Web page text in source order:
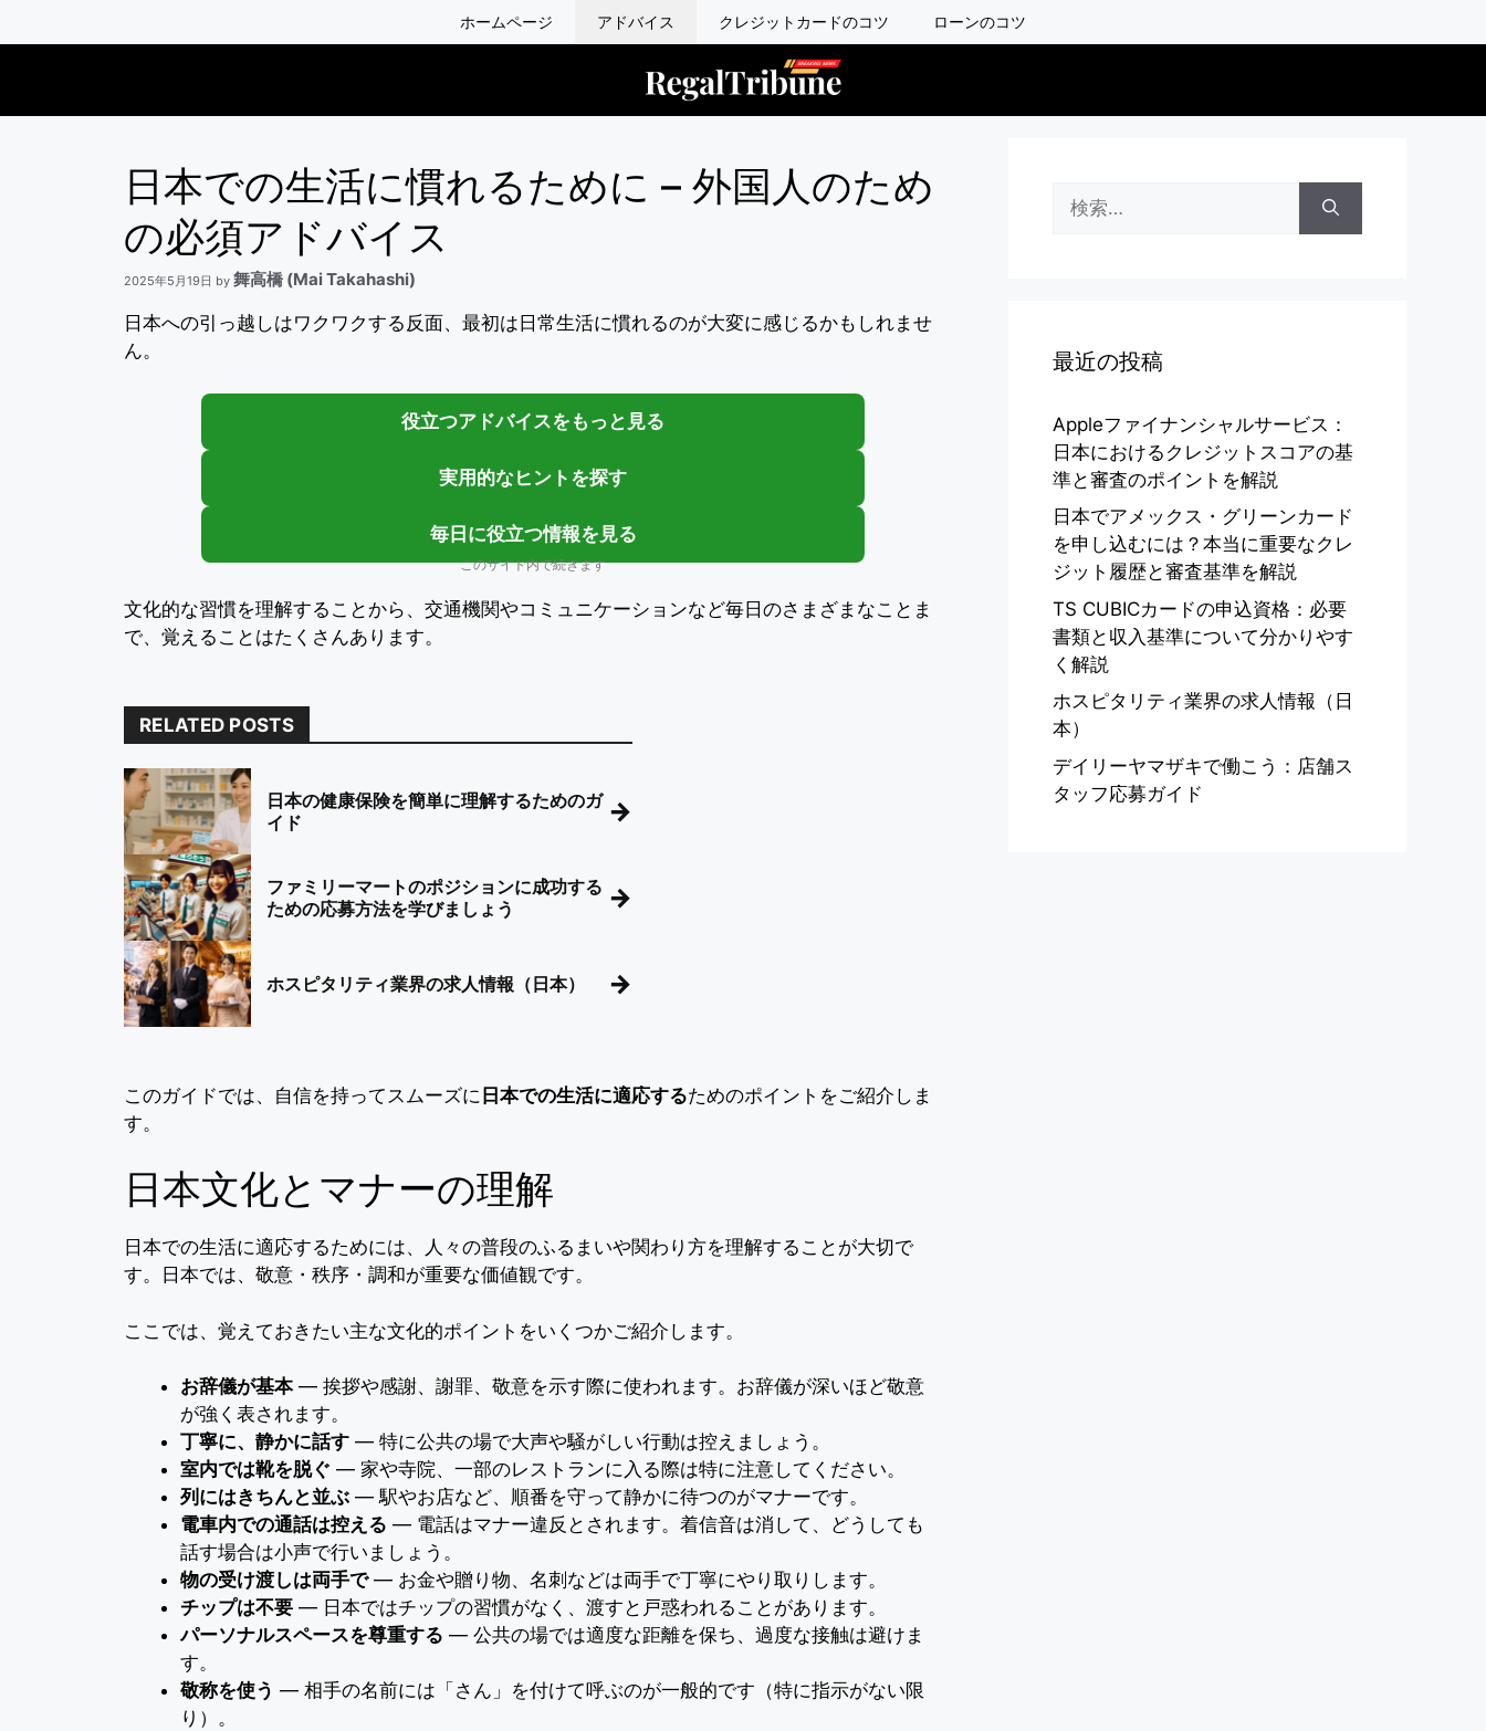
ン
ツ
ホームページ アドバイス クレジットカードのコツ ローンのコツ
日本での生活に慣れるために – 外国人のため
の必須アドバイス
2025年5月19日 by 舞高橋 (Mai Takahashi)
日本への引っ越しはワクワクする反面、最初は日常生活に慣れるのが大変に感じるかもしれませ
ん。
役立つアドバイスをもっと見る
実用的なヒントを探す
毎日に役立つ情報を見る
このサイト内で続きます
文化的な習慣を理解することから、交通機関やコミュニケーションなど毎日のさまざまなことま
で、覚えることはたくさんあります。
RELATED POSTS
日本の健康保険を簡単に理解するためのガ
イド
→
ファミリーマートのポジションに成功する
ための応募方法を学びましょう
→
ホスピタリティ業界の求人情報（日本） →
このガイドでは、自信を持ってスムーズに 日本での生活に適応するためのポイントをご紹介しま
す。
日本文化とマナーの理解
日本での生活に適応するためには、人々の普段のふるまいや関わり方を理解することが大切で
す。日本では、敬意・秩序・調和が重要な価値観です。
ここでは、覚えておきたい主な文化的ポイントをいくつかご紹介します。
お辞儀が基本― 挨拶や感謝、謝罪、敬意を示す際に使われます。お辞儀が深いほど敬意
が強く表されます。
丁寧に、静かに話す ― 特に公共の場で大声や騒がしい行動は控えましょう。
室内では靴を脱ぐ ― 家や寺院、一部のレストランに入る際は特に注意してください。
列にはきちんと並ぶ ― 駅やお店など、順番を守って静かに待つのがマナーです。
電車内での通話は控える ― 電話はマナー違反とされます。着信音は消して、どうしても
話す場合は小声で行いましょう。
物の受け渡しは両手で― お金や贈り物、名刺などは両手で丁寧にやり取りします。
チップは不要 ― 日本ではチップの習慣がなく、渡すと戸惑われることがあります。
パーソナルスペースを尊重する ― 公共の場では適度な距離を保ち、過度な接触は避けま
す。
敬称を使う ― 相手の名前には「さん」を付けて呼ぶのが一般的です（特に指示がない限
り）。
索:
最近の投稿
Appleファイナンシャルサービス：
日本におけるクレジットスコアの基
準と審査のポイントを解説
日本でアメックス・グリーンカード
を申し込むには？本当に重要なクレ
ジット履歴と審査基準を解説
TS CUBICカードの申込資格：必要
書類と収入基準について分かりやす
く解説
ホスピタリティ業界の求人情報（日
本）
デイリーヤマザキで働こう：店舗ス
タッフ応募ガイド